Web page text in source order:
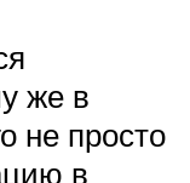
же в
не просто
в